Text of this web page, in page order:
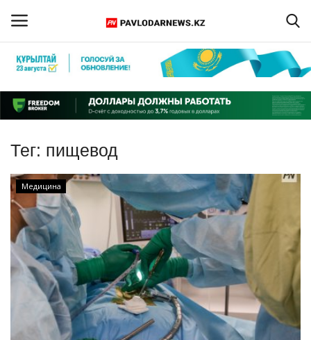
Регистрация
Главная
Обратная связь
ПАВЛОДАРСКАЯ ОБЛАСТЬ
КАЗАХСТАН
МИР
СПЕЦПРОЕКТЫ
СПОРТ
Тег: пищевод
Медицина